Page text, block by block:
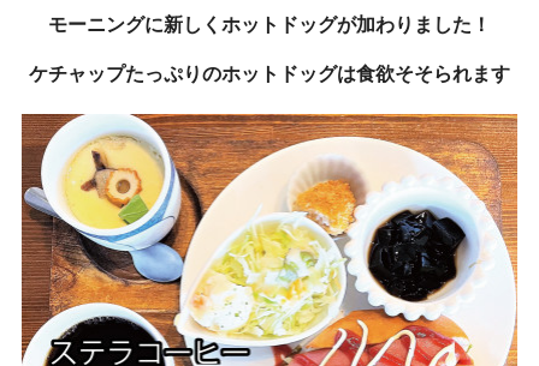
モーニングに新しくホットドッグが加わりました！
ケチャップたっぷりのホットドッグは食欲そそられます